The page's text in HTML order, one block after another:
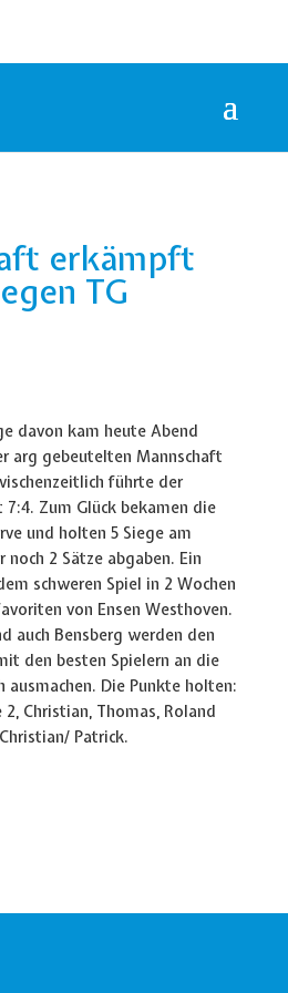
erkämpft
TG
davon kam heute Abend
arg gebeutelten Mannschaft
führte der
Zum Glück bekamen die
und holten 5 Siege am
noch 2 Sätze abgaben. Ein
schweren Spiel in 2 Wochen
von Ensen Westhoven.
auch Bensberg werden den
den besten Spielern an die
ausmachen. Die Punkte holten:
Christian, Thomas, Roland
Patrick.